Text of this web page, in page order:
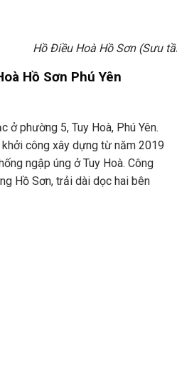
Hồ Điều Hoà Hồ Sơn (Sưu
Hồ Sơn Phú Yên
ở phường 5, Tuy Hoà, Phú Yên.
công xây dựng từ năm 2019
ngập úng ở Tuy Hoà. Công
Hồ Sơn, trải dài dọc hai bên